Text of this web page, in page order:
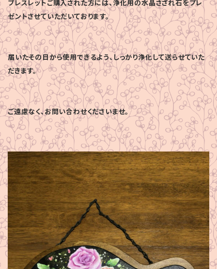
ブレスレットご購入された方には、浄化用の水晶さざれ石をプレ
ゼントさせていただいております。
届いたその日から使用できるよう、しっかり浄化して送らせていた
だきます。
ご遠慮なく、お問い合わせくださいませ。